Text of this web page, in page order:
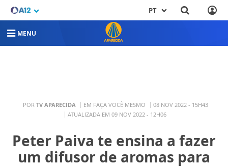
PT
MENU
POR TV APARECIDA EM FAÇA VOCÊ MESMO
08 NOV 2022 - 15H43
ATUALIZADA EM 09 NOV 2022 - 12H06
Peter Paiva te ensina a fazer
um difusor de aromas para